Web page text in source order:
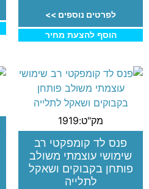
לפרטים נוספים >>
הוסף להצעת מחיר
מק"ט:1919
פנס לד קומפקטי רב
שימושי עוצמתי משולב
פותחן בקבוקים ושאקל
לתלייה